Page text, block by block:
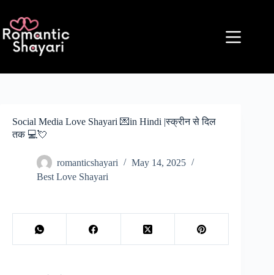
content
Social Media Love Shayari 💌in Hindi |स्क्रीन से दिल
तक 💻💘
romanticshayari
May 14, 2025
Best Love Shayari